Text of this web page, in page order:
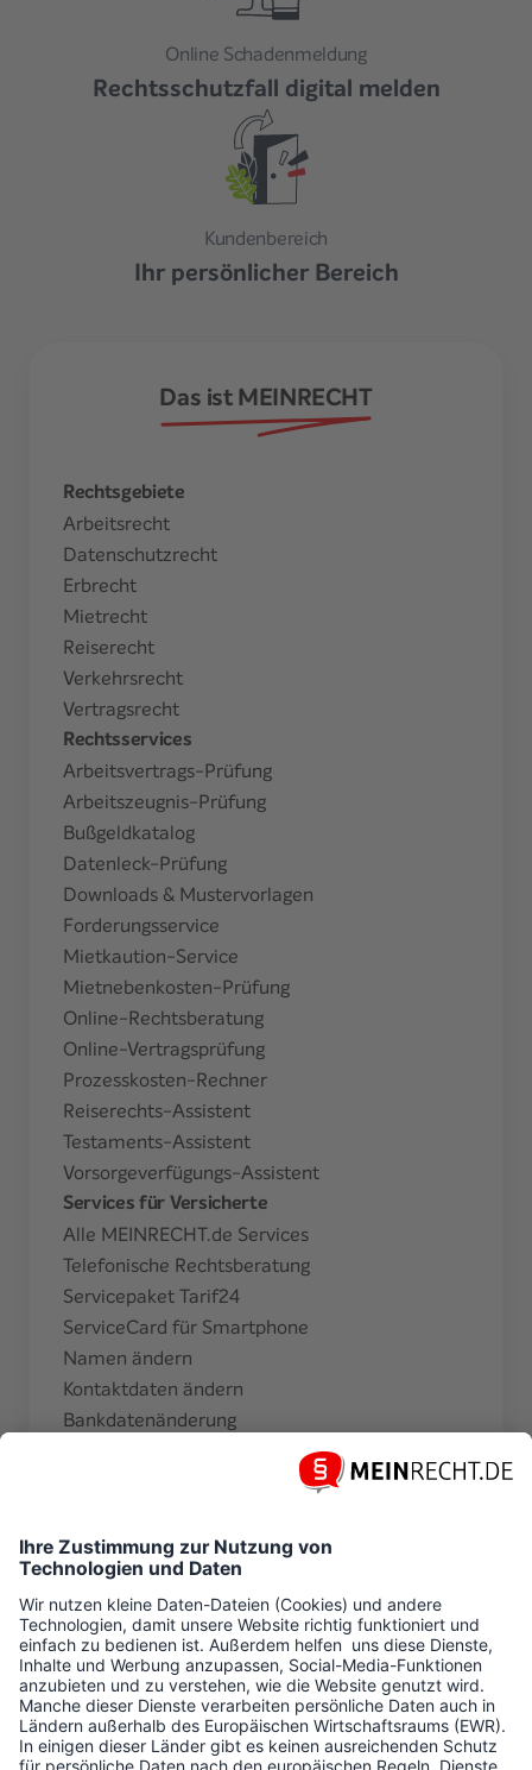
Online Schadenmeldung
Rechtsschutzfall digital melden
Kundenbereich
Ihr persönlicher Bereich
Das ist MEINRECHT
Rechtsgebiete
Arbeitsrecht
Datenschutzrecht
Erbrecht
Mietrecht
Reiserecht
Verkehrsrecht
Vertragsrecht
Rechtsservices
Arbeitsvertrags-Prüfung
Arbeitszeugnis-Prüfung
Bußgeldkatalog
Datenleck-Prüfung
Downloads & Mustervorlagen
Forderungsservice
Mietkaution-Service
Mietnebenkosten-Prüfung
Online-Rechtsberatung
Online-Vertragsprüfung
Prozesskosten-Rechner
Reiserechts-Assistent
Testaments-Assistent
Vorsorgeverfügungs-Assistent
Services für Versicherte
Alle MEINRECHT.de Services
Telefonische Rechtsberatung
Servicepaket Tarif24
ServiceCard für Smartphone
Namen ändern
Kontaktdaten ändern
Bankdatenänderung
Finanzamtsbescheinigung beantragen
Magazin
Newsletter
MEINRECHT vor Ort
Instagram
Hilfe & FAQ
Kontakt
Über MEINRECHT